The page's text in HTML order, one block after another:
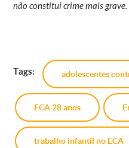
não constitui crime mais grave.
Tags: adolescentes
ECA 28 anos
trabalho infantil no ECA